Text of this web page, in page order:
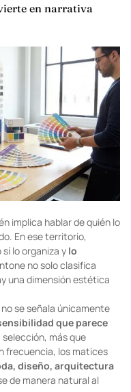
en narrativa
implica hablar de quién lo
En ese territorio,
lo organiza y lo
no solo clasifica
una dimensión estética
no se señala únicamente
que parece
selección, más que
frecuencia, los matices
diseño, arquitectura
de manera natural al